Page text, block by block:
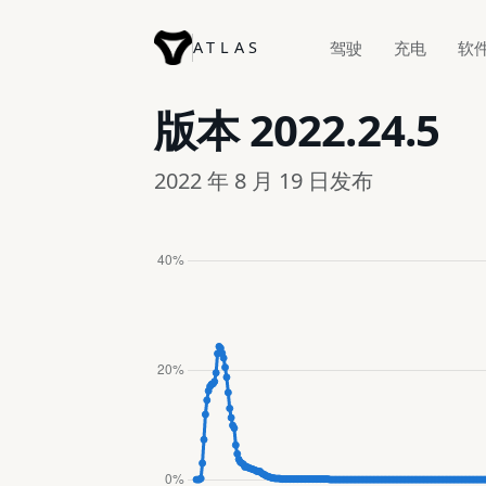
ATLAS 驾驶 充电 软
版本2022.24.5
2022 年 8 月 19 日发布